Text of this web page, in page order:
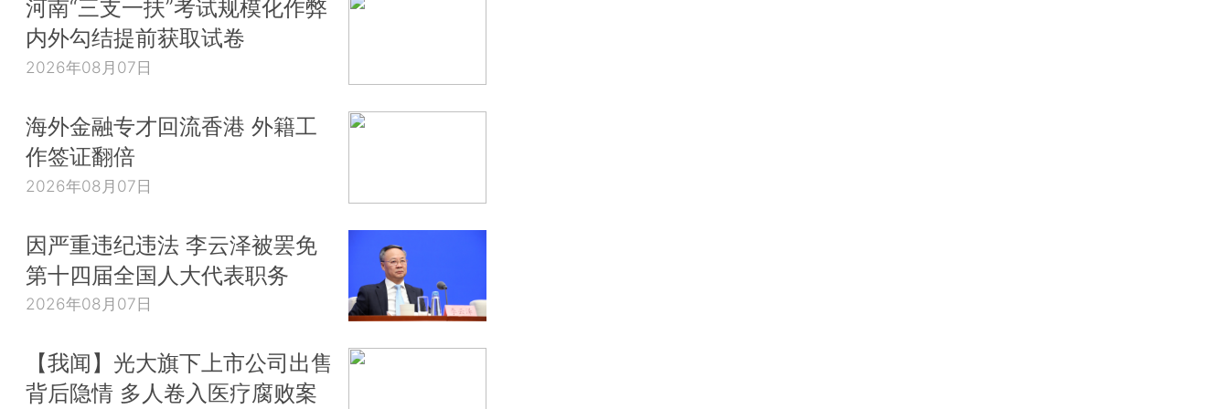
河南“三支一扶”考试规模化作弊
内外勾结提前获取试卷
2026年08月07日
海外金融专才回流香港 外籍工
作签证翻倍
2026年08月07日
因严重违纪违法 李云泽被罢免
第十四届全国人大代表职务
2026年08月07日
【我闻】光大旗下上市公司出售
背后隐情 多人卷入医疗腐败案